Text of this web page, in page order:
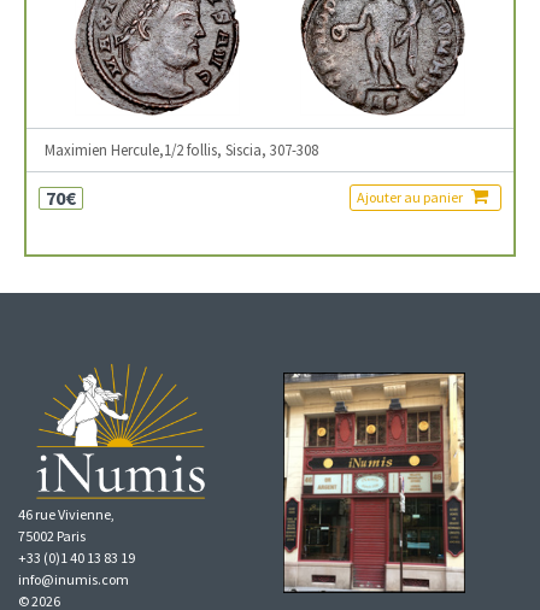
Maximien Hercule,1/2 follis, Siscia, 307-308
70€ Ajouter au panier
46 rue Vivienne,
75002 Paris
+33 (0)1 40 13 83 19
info@inumis.com
© 2026